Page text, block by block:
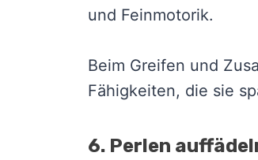
und Feinmotorik.
Beim Greifen und
Fähigkeiten, die sie
6. Perlen